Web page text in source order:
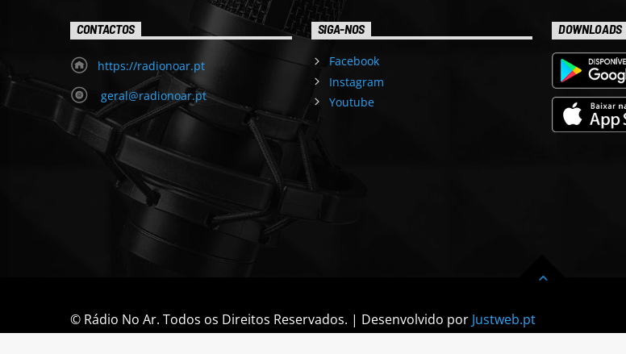
CONTACTOS
https://radionoar.pt
geral@radionoar.pt
SIGA-NOS
Facebook
Instagram
Youtube
DOWNLOADS
© Rádio No Ar. Todos os Direitos Reservados. | Desenvolvido por Justweb.pt